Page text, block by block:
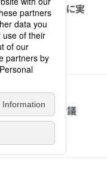
償研修を11月に実
論文が国際会議